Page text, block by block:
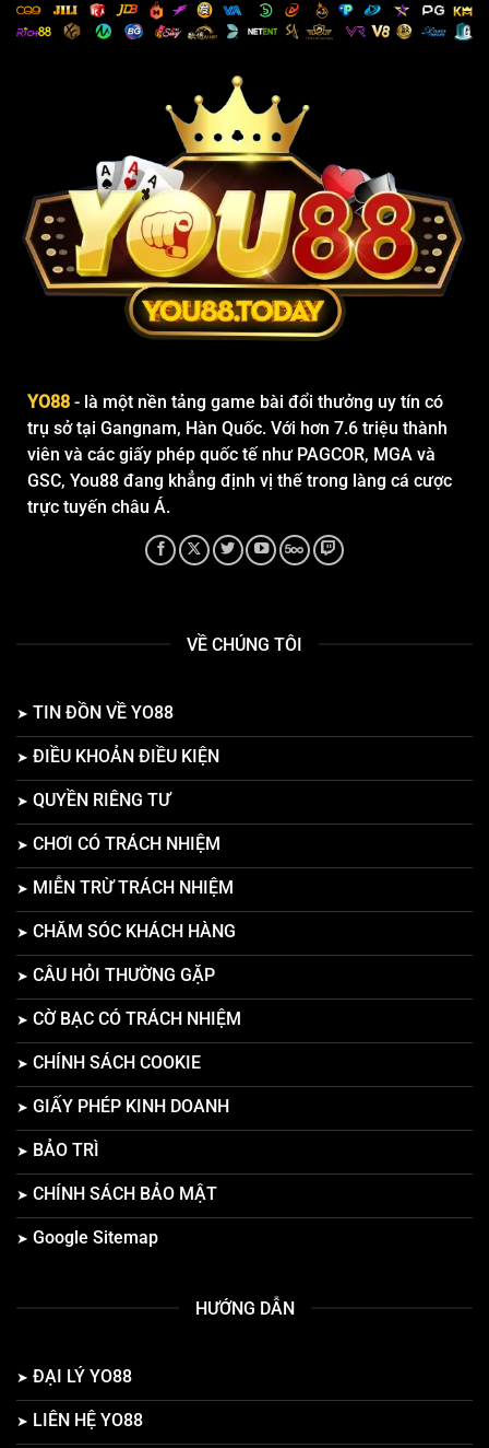
YO88 - là một nền tảng game bài đổi thưởng uy tín có
trụ sở tại Gangnam, Hàn Quốc. Với hơn 7.6 triệu thành
viên và các giấy phép quốc tế như PAGCOR, MGA và
GSC, You88 đang khẳng định vị thế trong làng cá cược
trực tuyến châu Á.
VỀ CHÚNG TÔI
TIN ĐỒN VỀ YO88
ĐIỀU KHOẢN ĐIỀU KIỆN
QUYỀN RIÊNG TƯ
CHƠI CÓ TRÁCH NHIỆM
MIỄN TRỪ TRÁCH NHIỆM
CHĂM SÓC KHÁCH HÀNG
CÂU HỎI THƯỜNG GẶP
CỜ BẠC CÓ TRÁCH NHIỆM
CHÍNH SÁCH COOKIE
GIẤY PHÉP KINH DOANH
BẢO TRÌ
CHÍNH SÁCH BẢO MẬT
Google Sitemap
HƯỚNG DẪN
ĐẠI LÝ YO88
LIÊN HỆ YO88